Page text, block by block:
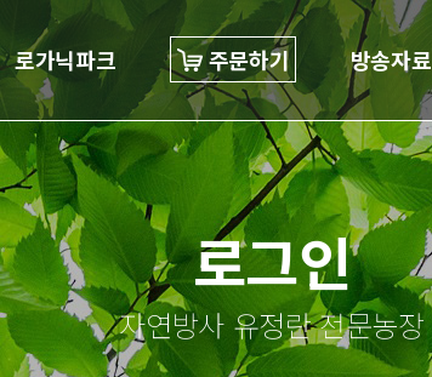
로가닉파크 주문하기 방송자료
로그인
자연방사 유정란 전문농장